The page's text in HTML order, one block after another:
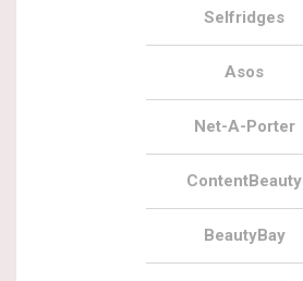
Selfridges
Asos
Net-A-Porter
ContentBeauty
BeautyBay